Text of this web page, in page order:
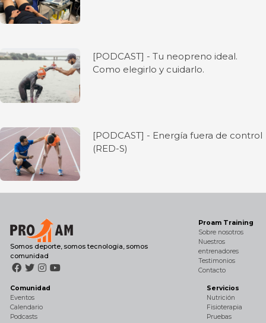
[PODCAST] - Tu neopreno ideal.
Como elegirlo y cuidarlo.
[PODCAST] - Energía fuera de control
(RED-S)
Somos deporte, somos tecnologia, somos
comunidad
Proam Training
Sobre nosotros
Nuestros
entrenadores
Testimonios
Contacto
Comunidad
Eventos
Calendario
Podcasts
Servicios
Nutrición
Fisioterapia
Pruebas